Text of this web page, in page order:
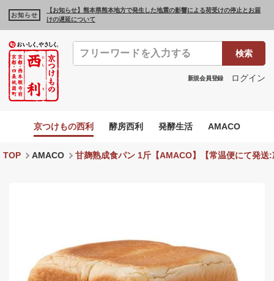
お知らせ
【お知らせ】熊本県熊本地方で発生した地震の影響による荷受けの停止とお届
けの遅延について
検索
新規会員登録 ログイン
京つけもの西利 酵房西利 発酵生活 AMACO
TOP AMACO 甘麹熟成食パン 1斤【AMACO】【常温便にて発送